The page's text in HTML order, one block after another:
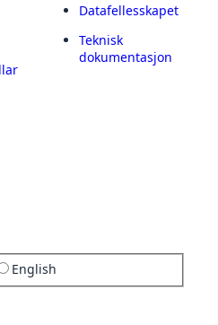
Datafellesskapet
Teknisk
dokumentasjon
English